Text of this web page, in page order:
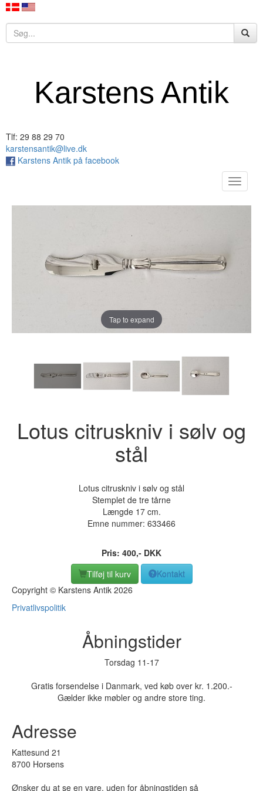
Karstens Antik
Tlf: 29 88 29 70
karstensantik@live.dk
Karstens Antik på facebook
Toggle
Tap to expand
Lotus citruskniv i sølv og
stål
Lotus citruskniv i sølv og stål
Stemplet de tre tårne
Længde 17 cm.
Emne nummer: 633466
Pris: 400,- DKK
Tilføj til kurv
Kontakt
Copyright © Karstens Antik 2026
Privatlivspolitik
Åbningstider
Torsdag 11-17
Gratis forsendelse i Danmark, ved køb over kr. 1.200.-
Gælder ikke møbler og andre store ting.
Adresse
Kattesund 21
8700 Horsens
Ønsker du at se en vare, uden for åbningstiden så